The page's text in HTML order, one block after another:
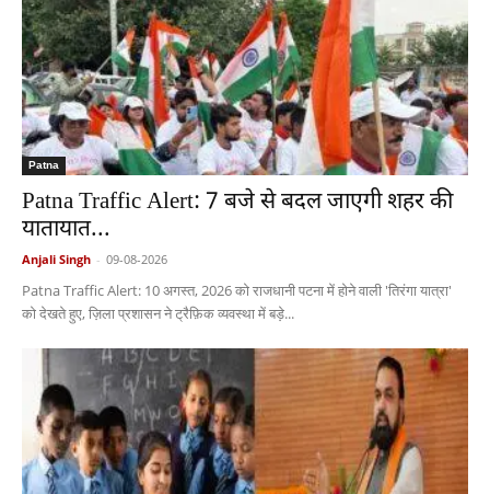
Patna
Patna Traffic Alert: 7 बजे से बदल जाएगी शहर की
यातायात...
Anjali Singh - 09-08-2026
Patna Traffic Alert: 10 अगस्त, 2026 को राजधानी पटना में होने वाली 'तिरंगा यात्रा'
को देखते हुए, ज़िला प्रशासन ने ट्रैफ़िक व्यवस्था में बड़े...